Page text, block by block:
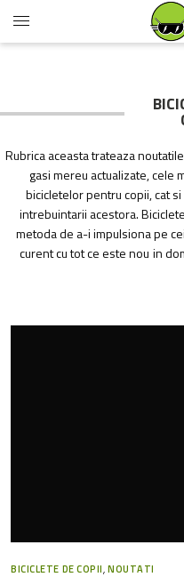
Rubrica aceasta trateaza
gasi mereu actualizate, cele
bicicletelor pentru copii, cat
intrebuintarii acestora.
metoda de a-i impulsiona pe
curent cu tot ce este nou in
BICICLETE DE COPII,NOUTATI